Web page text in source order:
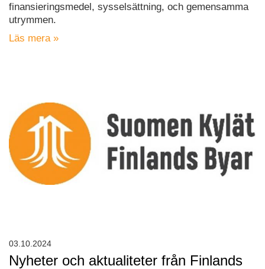
finansieringsmedel, sysselsättning, och gemensamma
utrymmen.
Läs mera »
Nyheter och aktualiteter från Finlands
03.10.2024